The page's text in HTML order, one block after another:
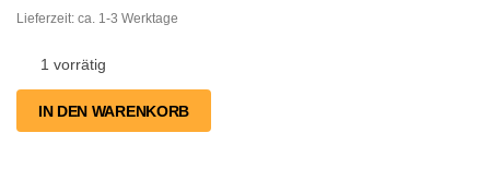
Lieferzeit: ca. 1-3 Werktage
1 vorrätig
Menge
IN DEN WARENKORB